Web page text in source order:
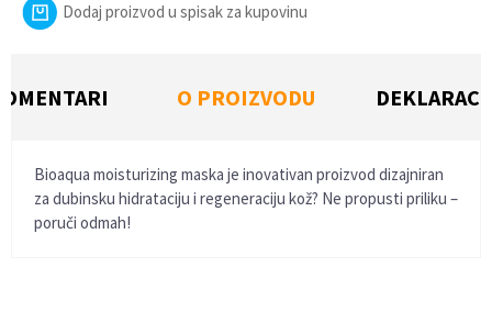
Dodaj proizvod u spisak za kupovinu
O PROIZVODU
Bioaqua moisturizing maska je inovativan proizvod dizajniran
za dubinsku hidrataciju i regeneraciju kož? Ne propusti priliku –
poruči odmah!